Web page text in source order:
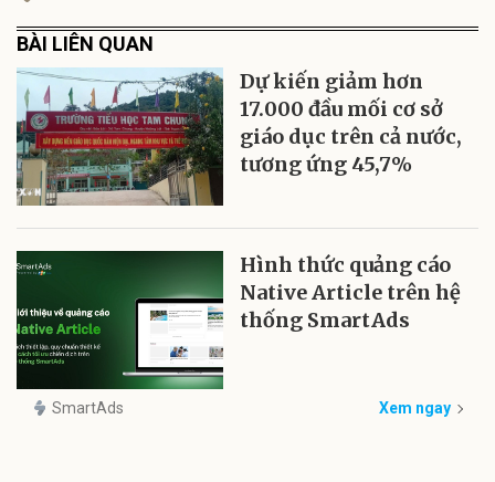
BÀI LIÊN QUAN
Dự kiến giảm hơn
17.000 đầu mối cơ sở
giáo dục trên cả nước,
tương ứng 45,7%
Hình thức quảng cáo
Native Article trên hệ
thống SmartAds
SmartAds Xem ngay